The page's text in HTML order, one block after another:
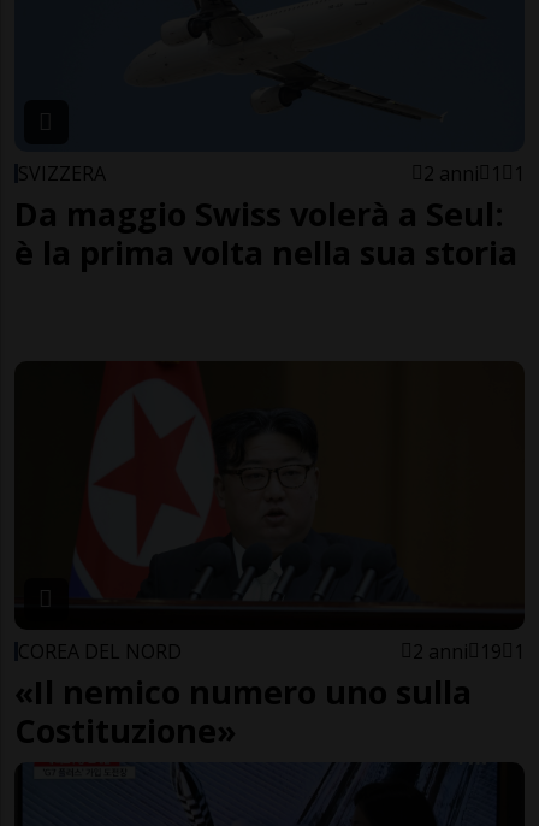
SVIZZERA 2 anni 1 1
Da maggio Swiss volerà a Seul:
è la prima volta nella sua storia
COREA DEL NORD 2 anni 19 1
«Il nemico numero uno sulla
Costituzione»